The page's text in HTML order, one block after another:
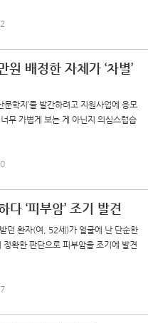
배정한 자체가 ‘차별’
학지’를 발간하려고 지원사업에 응모
무 가볍게 보는 게 아닌지 의심스럽습
다 ‘피부암’ 조기 발견
던 환자(여, 52세)가 얼굴에 난 단순한
확한 판단으로 피부암을 조기에 발견